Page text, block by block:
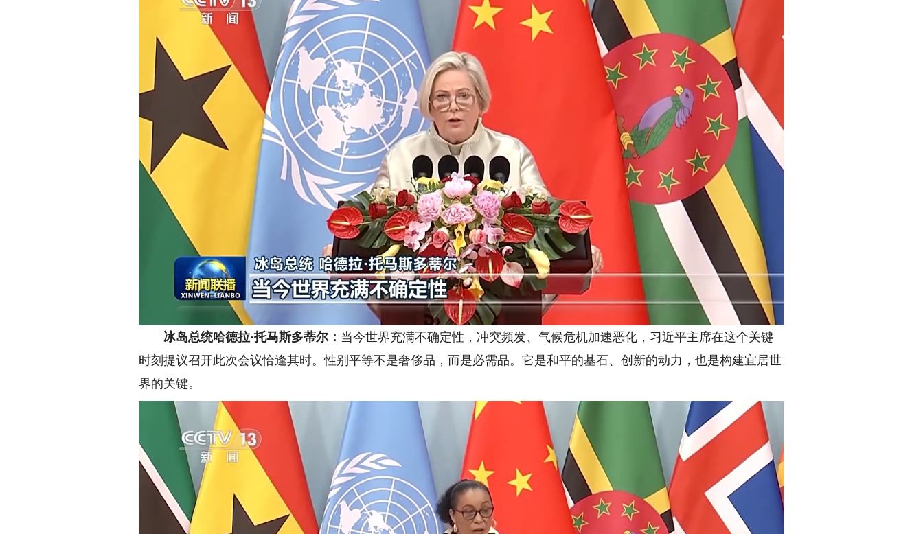
冰岛总统哈德拉·托马斯多蒂尔： 当今世界充满不确定性，冲突频发、气候危机加速恶化，习近平主席在这个关键
时刻提议召开此次会议恰逢其时。性别平等不是奢侈品，而是必需品。它是和平的基石、创新的动力，也是构建宜居世
界的关键。